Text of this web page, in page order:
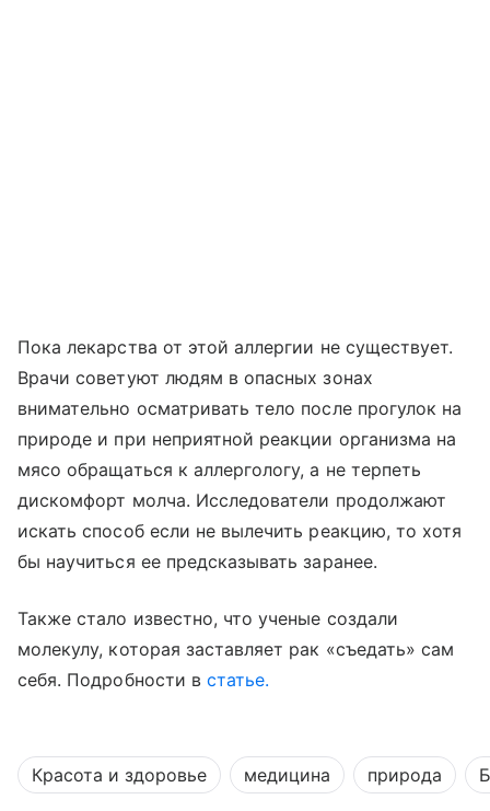
Пока лекарства от этой аллергии не существует.
Врачи советуют людям в опасных зонах
внимательно осматривать тело после прогулок на
природе и при неприятной реакции организма на
мясо обращаться к аллергологу, а не терпеть
дискомфорт молча. Исследователи продолжают
искать способ если не вылечить реакцию, то хотя
бы научиться ее предсказывать заранее.
Также стало известно, что ученые создали
молекулу, которая заставляет рак «съедать» сам
себя. Подробности в статье.
Красота и здоровье медицина природа